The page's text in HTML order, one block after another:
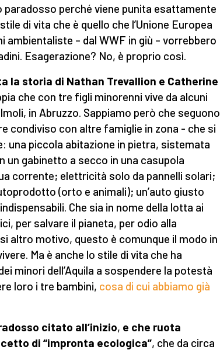
paradosso perché viene punita esattamente
di vita che è quello che l’Unione Europea
ambientaliste – dal WWF in giù – vorrebbero
Esagerazione? No, è proprio così.
la storia di Nathan Trevallion e Catherine
che con tre figli minorenni vive da alcuni
in Abruzzo. Sappiamo però che seguono
condiviso con altre famiglie in zona - che si
una piccola abitazione in pietra, sistemata
un gabinetto a secco in una casupola
corrente; elettricità solo da pannelli solari;
(orto e animali); un’auto giusto
Che sia in nome della lotta ai
per salvare il pianeta, per odio alla
altro motivo, questo è comunque il modo in
Ma è anche lo stile di vita che ha
minori dell’Aquila a sospendere la potestà
loro i tre bambini, cosa di cui abbiamo già
citato all’inizio, e che ruota
di “impronta ecologica”, che da circa